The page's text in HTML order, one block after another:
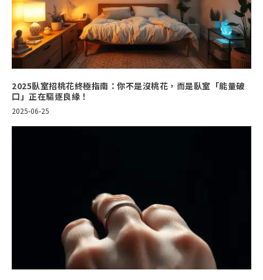
2025臥室招桃花終極指南：你不是沒桃花，而是臥室「能量破
口」正在驅逐良緣！
2025-06-25